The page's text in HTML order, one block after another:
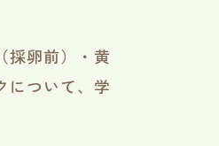
採卵前）・黄
について、学